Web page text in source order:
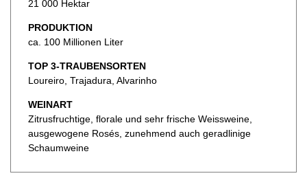
KULINARIK
HOTSPOTS
WINEGUIDES
EXTRAS
ABO
AUSGABE
ARCHIV
VORTEILSWELT
MEDIATHEK
APPS
VIDEOS
BILDSTRECKEN
BÜCHER
NEWS
WEINSZENE
VINOPHILES
ANMELDEN
AWARDS
GEWINNSPIELE
21 000 Hektar
PRODUKTION
ca. 100 Millionen Liter
TOP 3-TRAUBENSORTEN
Loureiro, Trajadura, Alvarinho
WEINART
Zitrusfruchtige, florale und sehr frische Weissweine,
ausgewogene Rosés, zunehmend auch geradlinige
Schaumweine